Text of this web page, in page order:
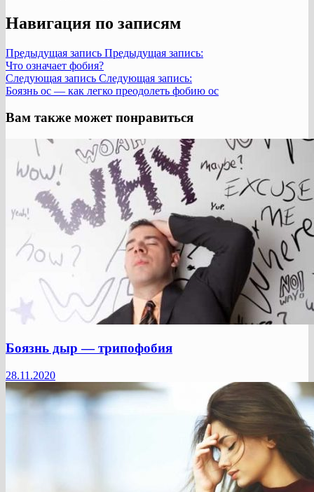
Навигация по записям
Предыдущая запись Предыдущая запись:
Что означает фобия?
Следующая запись Следующая запись:
Боязнь ос — как легко преодолеть фобию ос
Вам также может понравиться
Боязнь дыр — трипофобия
28.11.2020